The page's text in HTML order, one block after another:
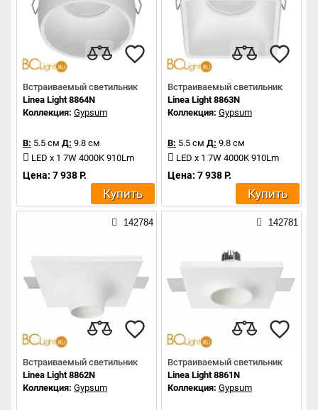
Встраиваемый светильник
Linea Light 8864N
Коллекция: Gypsum
В: 5.5 см Д: 9.8 см
LED x 1 7W 4000K 910Lm
Цена: 7 938 Р.
Купить
Встраиваемый светильник
Linea Light 8863N
Коллекция: Gypsum
В: 5.5 см Д: 9.8 см
LED x 1 7W 4000K 910Lm
Цена: 7 938 Р.
Купить
142784
Встраиваемый светильник
Linea Light 8862N
Коллекция: Gypsum
142781
Встраиваемый светильник
Linea Light 8861N
Коллекция: Gypsum